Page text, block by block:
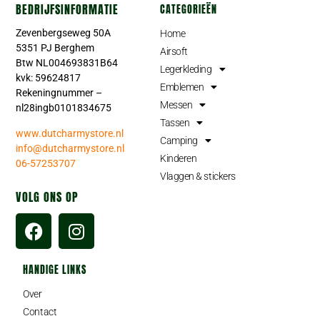
BEDRIJFSINFORMATIE
Zevenbergseweg 50A
5351 PJ Berghem
Btw NL004693831B64
kvk: 59624817
Rekeningnummer –
nl28ingb0101834675
www.dutcharmystore.nl
info@dutcharmystore.nl
06-57253707
VOLG ONS OP
CATEGORIEËN
Home
Airsoft
Legerkleding
Emblemen
Messen
Tassen
Camping
Kinderen
Vlaggen & stickers
HANDIGE LINKS
Over
Contact